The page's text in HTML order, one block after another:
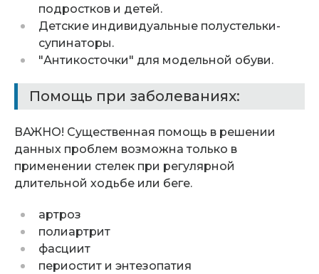
подростков и детей.
Детские индивидуальные полустельки-
супинаторы.
"Антикосточки" для модельной обуви.
Помощь при заболеваниях:
ВАЖНО! Существенная помощь в решении
данных проблем возможна только в
применении стелек при регулярной
длительной ходьбе или беге.
артроз
полиартрит
фасциит
периостит и энтезопатия